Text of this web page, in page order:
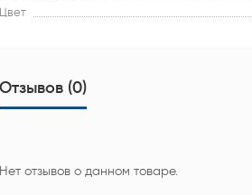
Цвет
Отзывов (0)
Нет отзывов о данном товаре.